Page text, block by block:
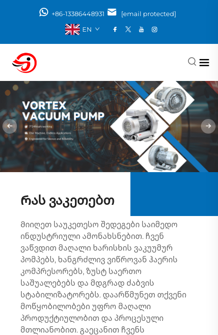
+86-13386448931
[email protected]
EN
Რას ვაკეთებთ
Მიიღეთ საუკეთესო შედეგები საიმედო
ინდუსტრიული ამონახსნებით. ჩვენ
ვაწვდით მაღალი ხარისხის ვაკუუმურ
პომპებს, ხანგრძლივ ვიწროვან ჰაერის
კომპრესორებს, ზუსტ საერთო
საშუალებებს და მდგრად ძაბვის
სტაბილიზატორებს. დაარწმუნეთ თქვენი
მოწყობილობები უფრო მაღალი
პროდუქტიულობით და პროცესული
მთლიანობით. გაეცანით ჩვენს